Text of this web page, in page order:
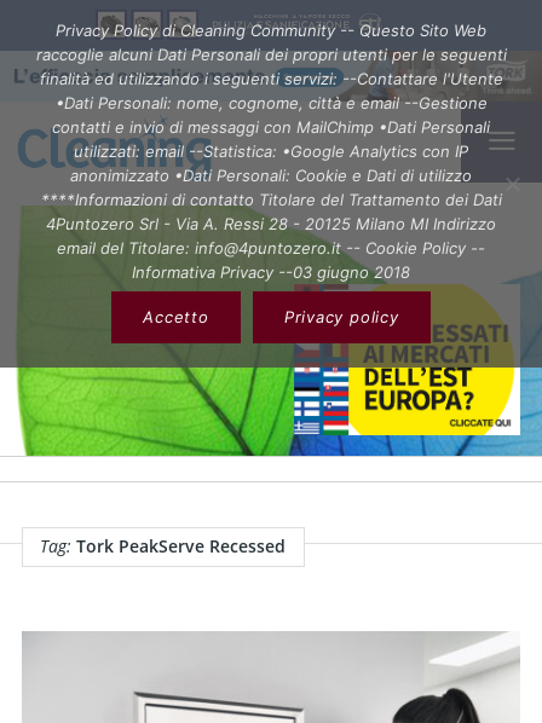
Tag: Tork PeakServe Recessed
Privacy Policy di Cleaning Community -- Questo Sito Web
raccoglie alcuni Dati Personali dei propri utenti per le seguenti
finalità ed utilizzando i seguenti servizi: --Contattare l'Utente
•Dati Personali: nome, cognome, città e email --Gestione
contatti e invio di messaggi con MailChimp •Dati Personali
utilizzati: email --Statistica: •Google Analytics con IP
anonimizzato •Dati Personali: Cookie e Dati di utilizzo
****Informazioni di contatto Titolare del Trattamento dei Dati
4Puntozero Srl - Via A. Ressi 28 - 20125 Milano MI Indirizzo
email del Titolare: info@4puntozero.it -- Cookie Policy --
Informativa Privacy --03 giugno 2018
Accetto Privacy policy